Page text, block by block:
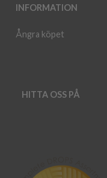
INFORMATION
Ångra köpet
HITTA OSS PÅ